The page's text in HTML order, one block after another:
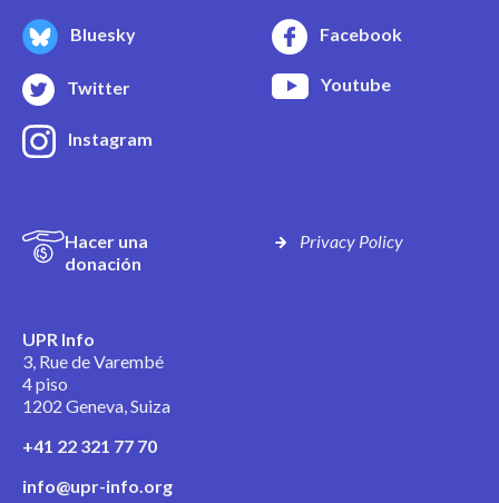
Bluesky Facebook
Twitter Youtube
Instagram
Hacer una
donación
Privacy Policy
UPR Info
3, Rue de Varembé
4 piso
1202 Geneva, Suiza
+41 22 321 77 70
info@upr-info.org